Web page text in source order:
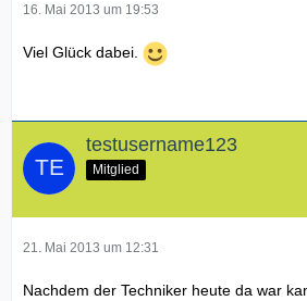
16. Mai 2013 um 19:53
Viel Glück dabei.
testusername123
Mitglied
21. Mai 2013 um 12:31
Nachdem der Techniker heute da war